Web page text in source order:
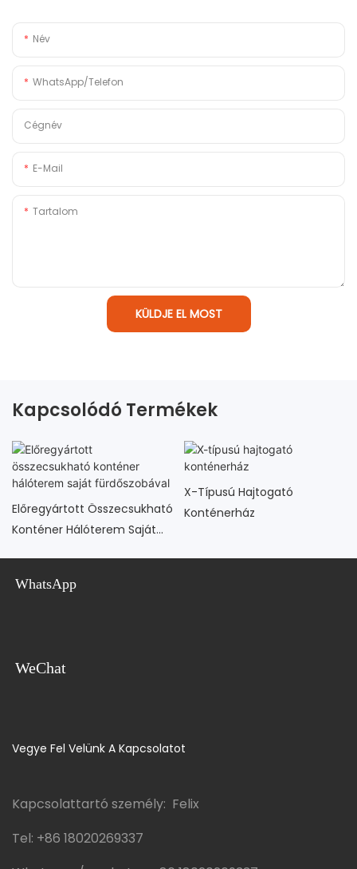
Név
WhatsApp/Telefon
Cégnév
E-Mail
Tartalom
KÜLDJE EL MOST
Kapcsolódó Termékek
Előregyártott Összecsukható
Konténer Hálóterem Saját
X-Típusú Hajtogató
Konténerház
WhatsApp
WeChat
Vegye Fel Velünk A Kapcsolatot
Kapcsolattartó személy: Felix
Tel: +86 18020269337